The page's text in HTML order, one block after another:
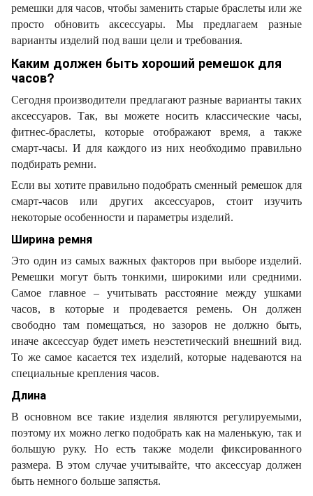
ремешки для часов, чтобы заменить старые браслеты или же
просто обновить аксессуары. Мы предлагаем разные
варианты изделий под ваши цели и требования.
Каким должен быть хороший ремешок для
часов?
Сегодня производители предлагают разные варианты таких
аксессуаров. Так, вы можете носить классические часы,
фитнес-браслеты, которые отображают время, а также
смарт-часы. И для каждого из них необходимо правильно
подбирать ремни.
Если вы хотите правильно подобрать сменный ремешок для
смарт-часов или других аксессуаров, стоит изучить
некоторые особенности и параметры изделий.
Ширина ремня
Это один из самых важных факторов при выборе изделий.
Ремешки могут быть тонкими, широкими или средними.
Самое главное – учитывать расстояние между ушками
часов, в которые и продевается ремень. Он должен
свободно там помещаться, но зазоров не должно быть,
иначе аксессуар будет иметь неэстетический внешний вид.
То же самое касается тех изделий, которые надеваются на
специальные крепления часов.
Длина
В основном все такие изделия являются регулируемыми,
поэтому их можно легко подобрать как на маленькую, так и
большую руку. Но есть также модели фиксированного
размера. В этом случае учитывайте, что аксессуар должен
быть немного больше запястья.